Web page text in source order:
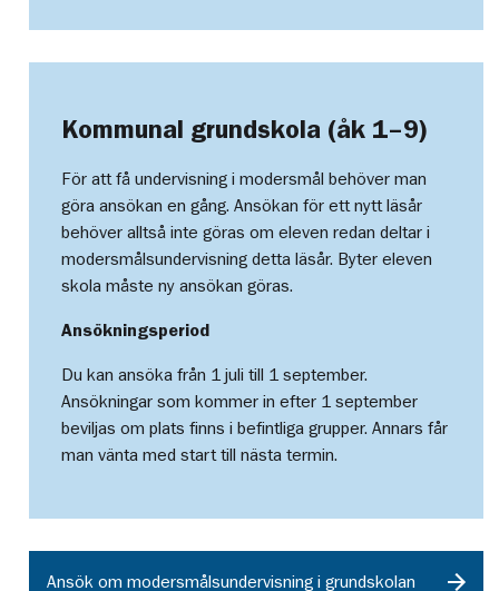
Kommunal grundskola (åk 1–9)
För att få undervisning i modersmål behöver man
göra ansökan en gång. Ansökan för ett nytt läsår
behöver alltså inte göras om eleven redan deltar i
modersmålsundervisning detta läsår. Byter eleven
skola måste ny ansökan göras.
Ansökningsperiod
Du kan ansöka från 1 juli till 1 september.
Ansökningar som kommer in efter 1 september
beviljas om plats finns i befintliga grupper. Annars får
man vänta med start till nästa termin.
Ansök om modersmålsundervisning i grundskolan